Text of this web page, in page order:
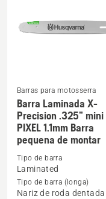
Ver
mais
detalhes
sobre
Barra
Laminada
Barras para motosserra
Barra Laminada X-
Precision .325” mini
PIXEL 1.1mm Barra
pequena de montar
Tipo de barra
Laminated
Tipo de barra (longa)
Nariz de roda dentada